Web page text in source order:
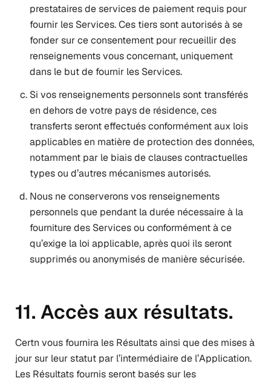
prestataires de services de paiement requis pour
fournir les Services. Ces tiers sont autorisés à se
fonder sur ce consentement pour recueillir des
renseignements vous concernant, uniquement
dans le but de fournir les Services.
Si vos renseignements personnels sont transférés
en dehors de votre pays de résidence, ces
transferts seront effectués conformément aux lois
applicables en matière de protection des données,
notamment par le biais de clauses contractuelles
types ou d’autres mécanismes autorisés.
Nous ne conserverons vos renseignements
personnels que pendant la durée nécessaire à la
fourniture des Services ou conformément à ce
qu’exige la loi applicable, après quoi ils seront
supprimés ou anonymisés de manière sécurisée.
11. Accès aux résultats.
Certn vous fournira les Résultats ainsi que des mises à
jour sur leur statut par l’intermédiaire de l’Application.
Les Résultats fournis seront basés sur les